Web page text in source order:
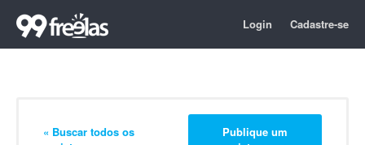
Login Cadastre-se
« Buscar todos os
Publique um